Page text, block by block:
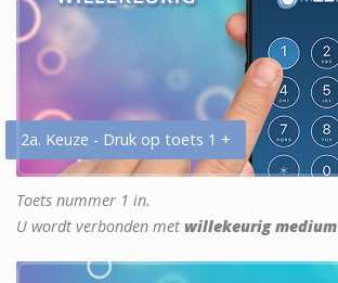
2a. Keuze - Druk op toets 1 +
Toets nummer 1 in.
U wordt verbonden met willekeurig medium